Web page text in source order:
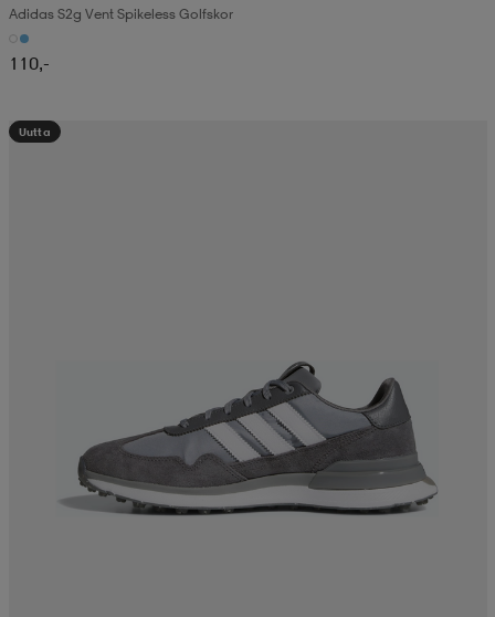
Adidas S2g Vent Spikeless Golfskor
110,-
Uutta